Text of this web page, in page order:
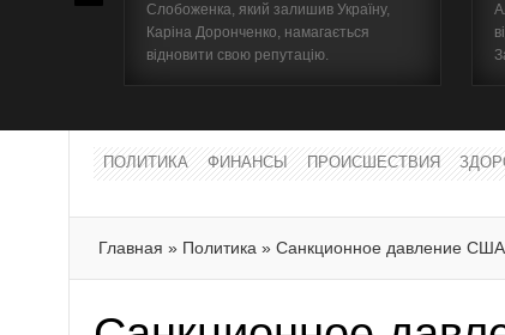
Слобоженка, який залишив Україну,
Каріна Доронченко, намагається
відновити свою репутацію.
ПОЛИТИКА ФИНАНСЫ ПРОИСШЕСТВИЯ
Главная » Политика » Санкционное давление